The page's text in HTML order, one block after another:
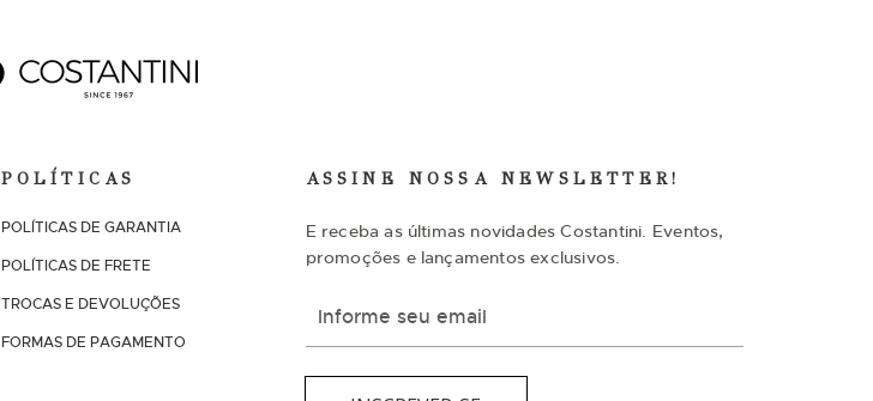
POLÍTICAS
POLÍTICAS DE GARANTIA
POLÍTICAS DE FRETE
TROCAS E DEVOLUÇÕES
FORMAS DE PAGAMENTO
ASSINE NOSSA NEWSLETTER!
E receba as últimas novidades Costantini. Eventos,
promoções e lançamentos exclusivos.
r